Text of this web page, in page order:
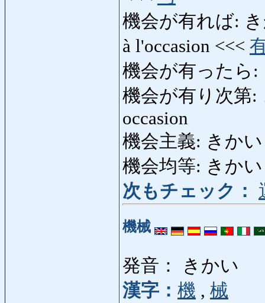
機会が有れば: き
à l'occasion <<<
機会が有ったら
機会が有り次第:
occasion
機会主義: きか
機会均等: きかい
次もチェック：
機械
発音： きかい
漢字： 機 , 械